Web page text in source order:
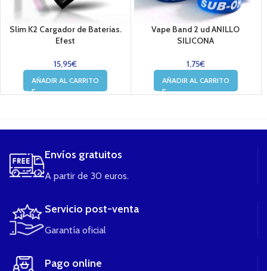
Slim K2 Cargador de Baterias.
Efest
15,95€
AÑADIR AL CARRITO
Vape Band 2 ud ANILLO
SILICONA
1,75€
AÑADIR AL CARRITO
Envíos gratuitos
A partir de 30 euros.
Servicio post-venta
Garantía oficial
Pago online